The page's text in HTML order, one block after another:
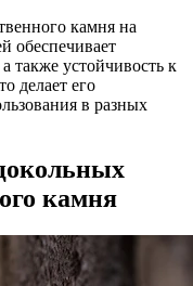
камня на
обеспечивает
также устойчивость к
делает его
в разных
камня